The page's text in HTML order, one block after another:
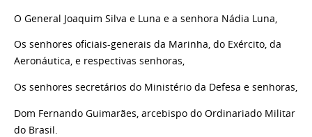
O General Joaquim Silva e Luna e a senhora Nádia Luna,
Os senhores oficiais-generais da Marinha, do Exército, da
Aeronáutica, e respectivas senhoras,
Os senhores secretários do Ministério da Defesa e senhoras,
Dom Fernando Guimarães, arcebispo do Ordinariado Militar
do Brasil.